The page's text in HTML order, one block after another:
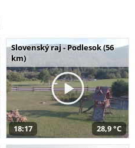
Slovenský raj - Podlesok (56
km)
18:17 28,9 °C